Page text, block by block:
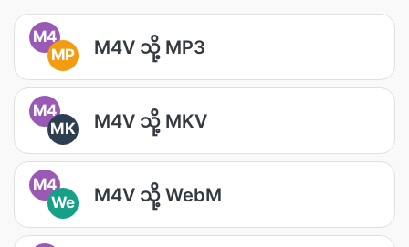
M4
MP
M4V သို့ MP3
M4
MK
M4V သို့ MKV
M4
We
M4V သို့ WebM